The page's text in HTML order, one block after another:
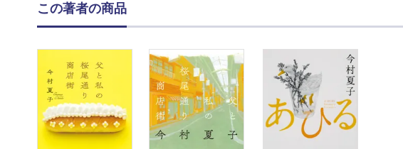
この著者の商品